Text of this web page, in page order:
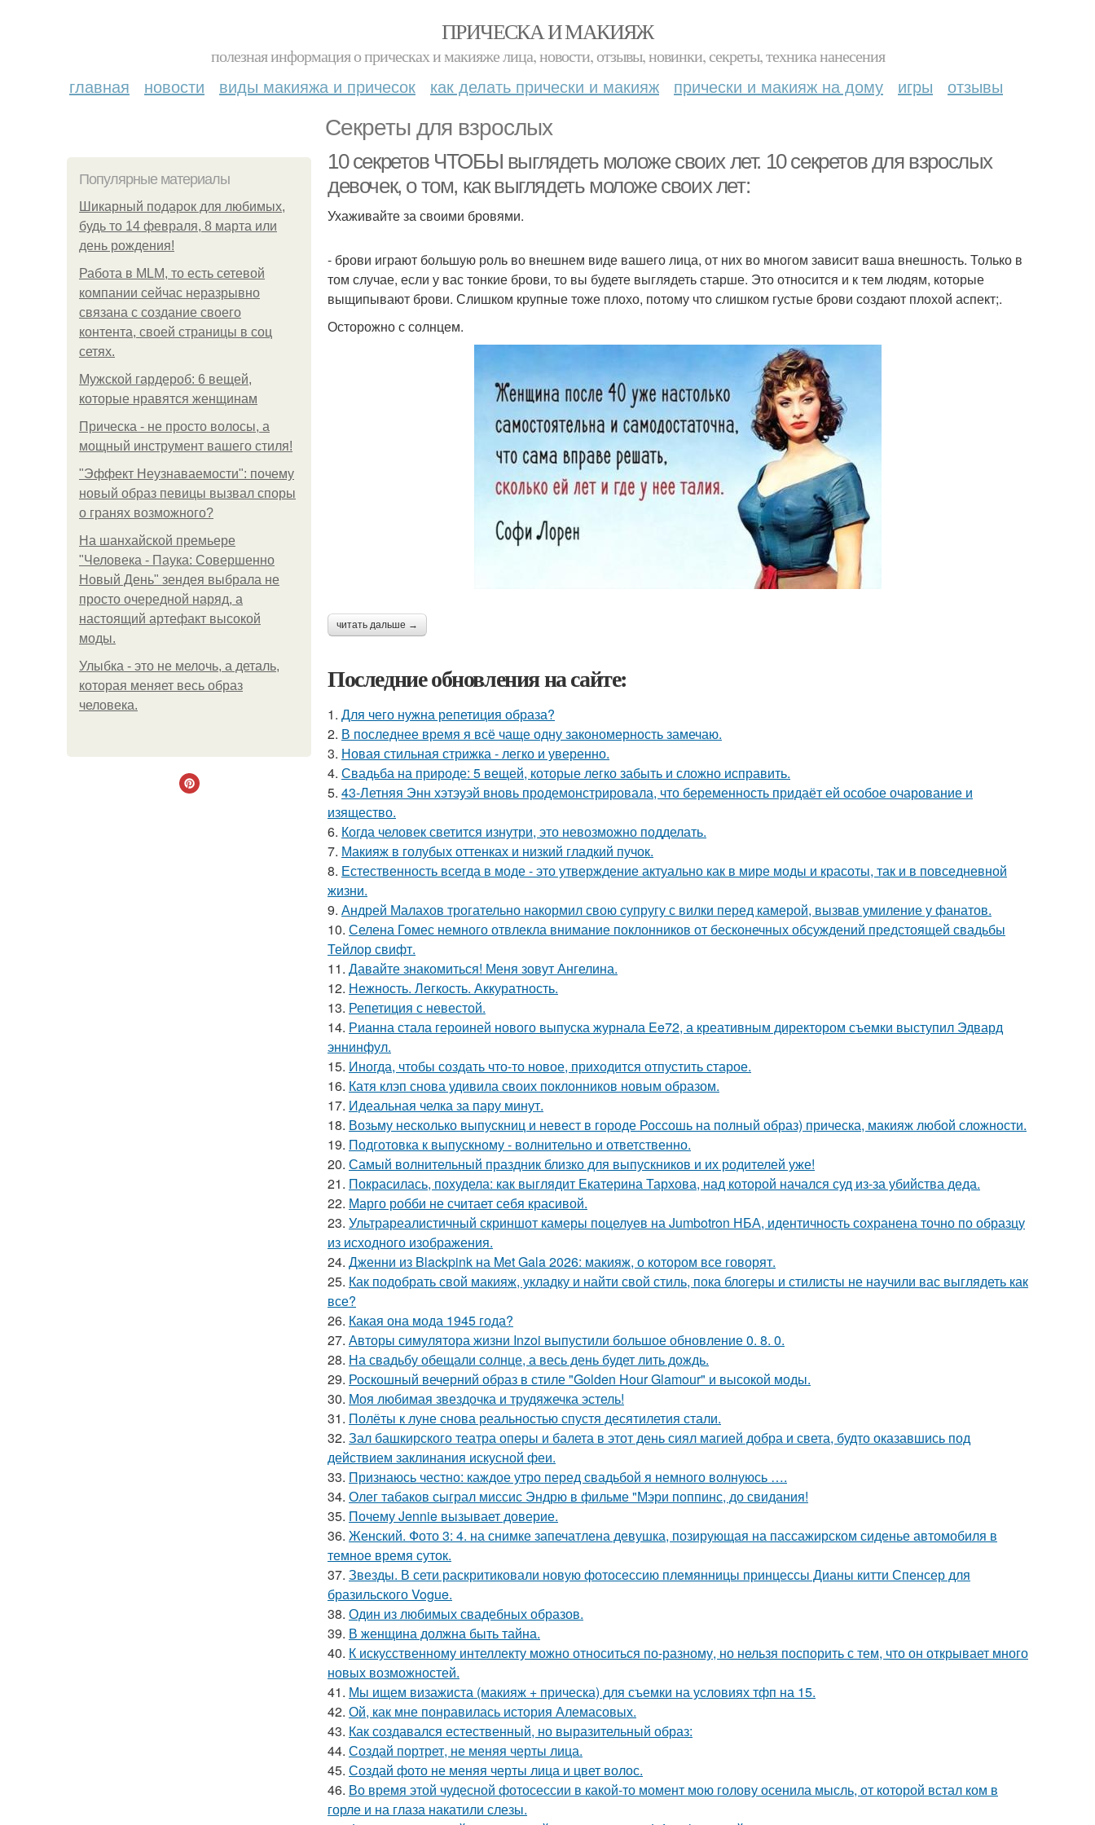
ПРИЧЕСКА И МАКИЯЖ
полезная информация о прическах и макияже лица, новости, отзывы, новинки, секреты, техника нанесения
главная новости виды макияжа и причесок как делать прически и макияж прически и макияж на дому игры отзывы
Секреты для взрослых
Популярные материалы
Шикарный подарок для любимых,
будь то 14 февраля, 8 марта или
день рождения!
Работа в MLM, то есть сетевой
компании сейчас неразрывно
связана с создание своего
контента, своей страницы в соц
сетях.
Мужской гардероб: 6 вещей,
которые нравятся женщинам
Прическа - не просто волосы, а
мощный инструмент вашего стиля!
"Эффект Неузнаваемости": почему
новый образ певицы вызвал споры
о гранях возможного?
На шанхайской премьере
"Человека - Паука: Совершенно
Новый День" зендея выбрала не
просто очередной наряд, а
настоящий артефакт высокой
моды.
Улыбка - это не мелочь, а деталь,
которая меняет весь образ
человека.
10 секретов ЧТОБЫ выглядеть моложе своих лет. 10 секретов для взрослых
девочек, о том, как выглядеть моложе своих лет:
Ухаживайте за своими бровями.
- брови играют большую роль во внешнем виде вашего лица, от них во многом зависит ваша внешность. Только в
том случае, если у вас тонкие брови, то вы будете выглядеть старше. Это относится и к тем людям, которые
выщипывают брови. Слишком крупные тоже плохо, потому что слишком густые брови создают плохой аспект;.
Осторожно с солнцем.
читать дальше →
Последние обновления на сайте:
1. Для чего нужна репетиция образа?
2. В последнее время я всё чаще одну закономерность замечаю.
3. Новая стильная стрижка - легко и уверенно.
4. Свадьба на природе: 5 вещей, которые легко забыть и сложно исправить.
5. 43-Летняя Энн хэтэуэй вновь продемонстрировала, что беременность придаёт ей особое очарование и
изящество.
6. Когда человек светится изнутри, это невозможно подделать.
7. Макияж в голубых оттенках и низкий гладкий пучок.
8. Естественность всегда в моде - это утверждение актуально как в мире моды и красоты, так и в повседневной
жизни.
9. Андрей Малахов трогательно накормил свою супругу с вилки перед камерой, вызвав умиление у фанатов.
10. Селена Гомес немного отвлекла внимание поклонников от бесконечных обсуждений предстоящей свадьбы
Тейлор свифт.
11. Давайте знакомиться! Меня зовут Ангелина.
12. Нежность. Легкость. Аккуратность.
13. Репетиция с невестой.
14. Рианна стала героиней нового выпуска журнала Ee72, а креативным директором съемки выступил Эдвард
эннинфул.
15. Иногда, чтобы создать что-то новое, приходится отпустить старое.
16. Катя клэп снова удивила своих поклонников новым образом.
17. Идеальная челка за пару минут.
18. Возьму несколько выпускниц и невест в городе Россошь на полный образ) прическа, макияж любой сложности.
19. Подготовка к выпускному - волнительно и ответственно.
20. Самый волнительный праздник близко для выпускников и их родителей уже!
21. Покрасилась, похудела: как выглядит Екатерина Тархова, над которой начался суд из-за убийства деда.
22. Марго робби не считает себя красивой.
23. Ультрареалистичный скриншот камеры поцелуев на Jumbotron НБА, идентичность сохранена точно по образцу
из исходного изображения.
24. Дженни из Blackpink на Met Gala 2026: макияж, о котором все говорят.
25. Как подобрать свой макияж, укладку и найти свой стиль, пока блогеры и стилисты не научили вас выглядеть как
все?
26. Какая она мода 1945 года?
27. Авторы симулятора жизни Inzoi выпустили большое обновление 0. 8. 0.
28. На свадьбу обещали солнце, а весь день будет лить дождь.
29. Роскошный вечерний образ в стиле "Golden Hour Glamour" и высокой моды.
30. Моя любимая звездочка и трудяжечка эстель!
31. Полёты к луне снова реальностью спустя десятилетия стали.
32. Зал башкирского театра оперы и балета в этот день сиял магией добра и света, будто оказавшись под
действием заклинания искусной феи.
33. Признаюсь честно: каждое утро перед свадьбой я немного волнуюсь ….
34. Олег табаков сыграл миссис Эндрю в фильме "Мэри поппинс, до свидания!
35. Почему Jennie вызывает доверие.
36. Женский. Фото 3: 4. на снимке запечатлена девушка, позирующая на пассажирском сиденье автомобиля в
темное время суток.
37. Звезды. В сети раскритиковали новую фотосессию племянницы принцессы Дианы китти Спенсер для
бразильского Vogue.
38. Один из любимых свадебных образов.
39. В женщина должна быть тайна.
40. К искусственному интеллекту можно относиться по-разному, но нельзя поспорить с тем, что он открывает много
новых возможностей.
41. Мы ищем визажиста (макияж + прическа) для съемки на условиях тфп на 15.
42. Ой, как мне понравилась история Алемасовых.
43. Как создавался естественный, но выразительный образ:
44. Создай портрет, не меняя черты лица.
45. Создай фото не меняя черты лица и цвет волос.
46. Во время этой чудесной фотосессии в какой-то момент мою голову осенила мысль, от которой встал ком в
горле и на глаза накатили слезы.